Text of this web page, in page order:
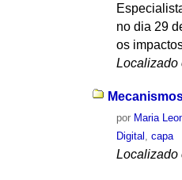
no dia 29
os
Localizado
por Maria
Digital ,capa
Localizado